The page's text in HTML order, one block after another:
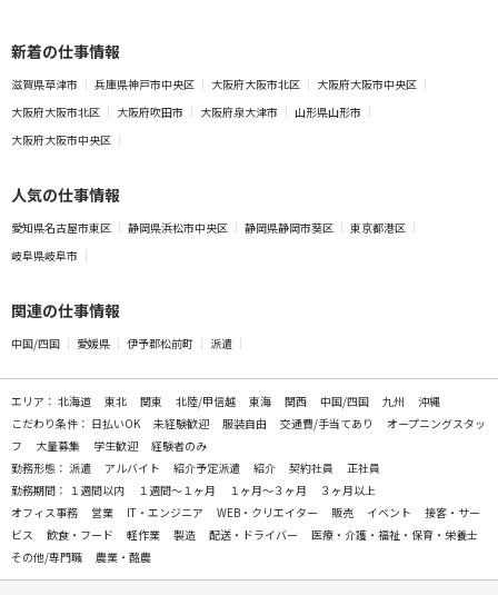
新着の仕事情報
滋賀県草津市 兵庫県神戸市中央区 大阪府大阪市北区
大阪府大阪市中央区
大阪府大阪市北区
大阪府吹田市 大阪府泉大津市
山形県山形市
大阪府大阪市中央区
人気の仕事情報
愛知県名古屋市東区 静岡県浜松市中央区 静岡県静岡市葵区
東京都港区
岐阜県岐阜市
関連の仕事情報
中国/四国 愛媛県 伊予郡松前町 派遣
エリア： 北海道 東北 関東 北陸/甲信越 東海 関西 中国/四国 九州
沖縄
こだわり条件： 日払いOK 未経験歓迎 服装自由 交通費/手当てあり
オープニングスタッ
フ
大量募集 学生歓迎
経験者のみ
勤務形態： 派遣 アルバイト 紹介予定派遣 紹介 契約社員
正社員
勤務期間： １週間以内 １週間～１ヶ月 １ヶ月～３ヶ月
３ヶ月以上
オフィス事務
営業 IT・エンジニア WEB・クリエイター 販売 イベント
接客・サー
ビス
飲食・フード 軽作業 製造 配送・ドライバー
医療・介護・福祉・保育・栄養士
その他/専門職
農業・酪農